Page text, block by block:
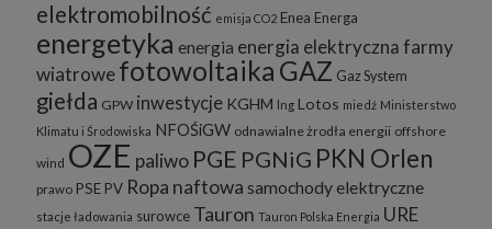
elektromobilność emisja CO2 Enea Energa
energetyka energia energia elektrycznafarmy
wiatrowefotowoltaika GAZ Gaz System
giełda GPW inwestycje KGHM lng Lotos miedź Ministerstwo
Klimatu i Środowiska NFOŚiGW odnawialne żrodła energii offshore
wind OZE paliwo PGE PGNiG PKN Orlen
prawo PSE PV Ropa naftowa samochody elektryczne
stacje ładowania surowce Tauron Tauron Polska Energia URE